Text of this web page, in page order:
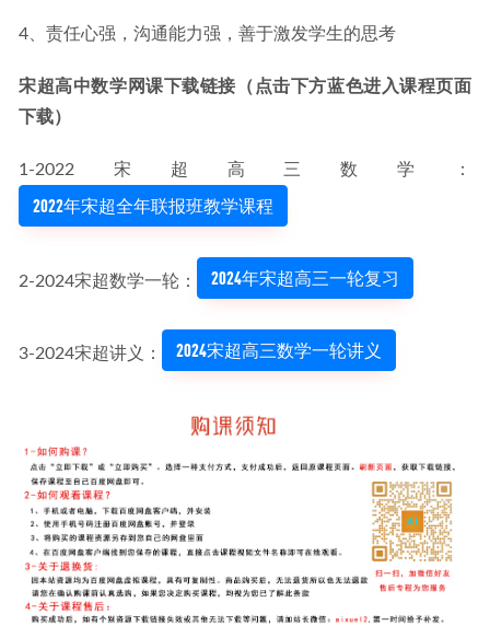
4、责任心强，沟通能力强，善于激发学生的思考
宋超高中数学网课下载链接（点击下方蓝色进入课程页面
下载）
1-2022宋超高三数学：
2022年宋超全年联报班教学课程
2-2024宋超数学一轮： 2024年宋超高三一轮复习
3-2024宋超讲义： 2024宋超高三数学一轮讲义